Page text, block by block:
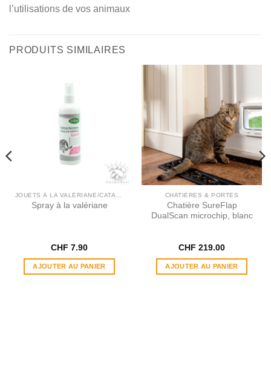
l’utilisations de vos animaux
PRODUITS SIMILAIRES
Spray à la valériane
CHF 7.90
AJOUTER AU PANIER
CHATIÈRES & PORTES
Chatière SureFlap
DualScan microchip, blanc
CHF 219.00
AJOUTER AU PANIER